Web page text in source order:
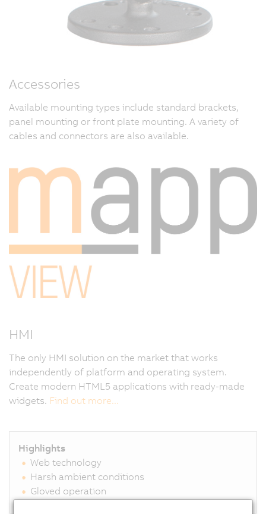
Accessories
Available mounting types include standard brackets,
panel mounting or front plate mounting. A variety of
cables and connectors are also available.
HMI
The only HMI solution on the market that works
independently of platform and operating system.
Create modern HTML5 applications with ready-made
widgets. Find out more...
Highlights
Web technology
Harsh ambient conditions
Gloved operation